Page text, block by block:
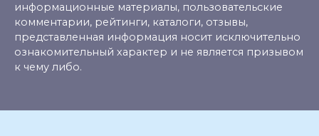
информационные материалы, пользовательские
комментарии, рейтинги, каталоги, отзывы,
представленная информация носит исключительно
ознакомительный характер и не является призывом
к чему либо.